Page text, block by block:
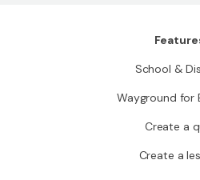
School &
Wayground for
Create a
Create a